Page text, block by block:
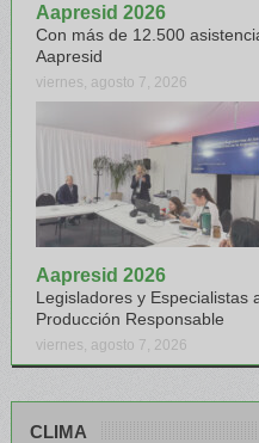
Aapresid 2026
Con más de 12.500
Aapresid
viernes, agosto 7, 2026
Aapresid 2026
Legisladores y Especialistas
Producción Responsable
viernes, agosto 7, 2026
CLIMA